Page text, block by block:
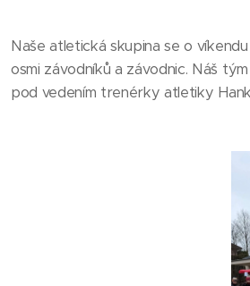
Naše atletická skupina se o
osmi závodníků a závodnic. Náš
pod vedením trenérky atletiky